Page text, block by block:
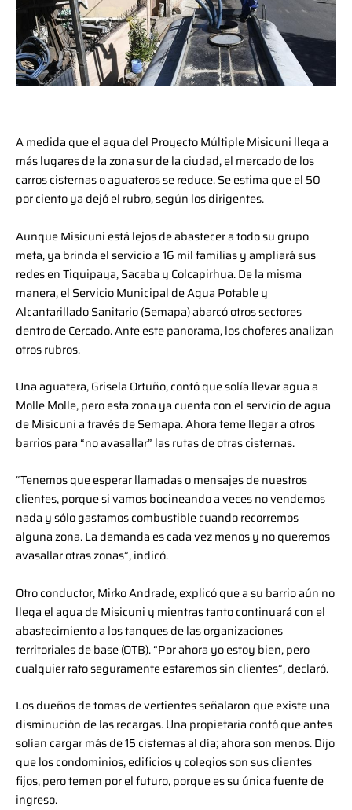
A medida que el agua del Proyecto Múltiple Misicuni llega a
más lugares de la zona sur de la ciudad, el mercado de los
carros cisternas o aguateros se reduce. Se estima que el 50
por ciento ya dejó el rubro, según los dirigentes.
Aunque Misicuni está lejos de abastecer a todo su grupo
meta, ya brinda el servicio a 16 mil familias y ampliará sus
redes en Tiquipaya, Sacaba y Colcapirhua. De la misma
manera, el Servicio Municipal de Agua Potable y
Alcantarillado Sanitario (Semapa) abarcó otros sectores
dentro de Cercado. Ante este panorama, los choferes analizan
otros rubros.
Una aguatera, Grisela Ortuño, contó que solía llevar agua a
Molle Molle, pero esta zona ya cuenta con el servicio de agua
de Misicuni a través de Semapa. Ahora teme llegar a otros
barrios para “no avasallar” las rutas de otras cisternas.
“Tenemos que esperar llamadas o mensajes de nuestros
clientes, porque si vamos bocineando a veces no vendemos
nada y sólo gastamos combustible cuando recorremos
alguna zona. La demanda es cada vez menos y no queremos
avasallar otras zonas”, indicó.
Otro conductor, Mirko Andrade, explicó que a su barrio aún no
llega el agua de Misicuni y mientras tanto continuará con el
abastecimiento a los tanques de las organizaciones
territoriales de base (OTB). “Por ahora yo estoy bien, pero
cualquier rato seguramente estaremos sin clientes”, declaró.
Los dueños de tomas de vertientes señalaron que existe una
disminución de las recargas. Una propietaria contó que antes
solían cargar más de 15 cisternas al día; ahora son menos. Dijo
que los condominios, edificios y colegios son sus clientes
fijos, pero temen por el futuro, porque es su única fuente de
ingreso.